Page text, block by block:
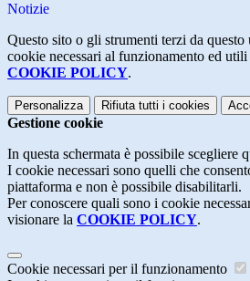
Notizie
Questo sito o gli strumenti terzi da
cookie necessari al funzionamento ed
COOKIE POLICY.
Personalizza Rifiuta tutti i cookies
Gestione cookie
In questa schermata è possibile scegliere
I cookie necessari sono quelli che
piattaforma e non è possibile disabilitarli.
Per conoscere quali sono i cookie
visionare la COOKIE POLICY.
Cookie necessari per il funzionamento